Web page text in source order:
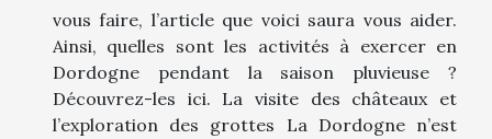
vous faire, l’article que voici saura vous aider.
Ainsi, quelles sont les activités à exercer en
Dordogne pendant la saison pluvieuse ?
Découvrez-les ici. La visite des châteaux et
l’exploration des grottes La Dordogne n’est